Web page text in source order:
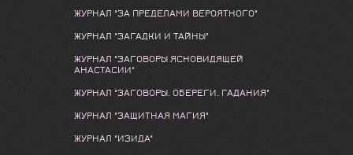
ЖУРНАЛ "ЗА ПРЕДЕЛАМИ ВЕРОЯТНОГО"
ЖУРНАЛ "ЗАГАДКИ И ТАЙНЫ"
ЖУРНАЛ "ЗАГОВОРЫ ЯСНОВИДЯЩЕЙ
АНАСТАСИИ"
ЖУРНАЛ "ЗАГОВОРЫ. ОБЕРЕГИ. ГАДАНИЯ"
ЖУРНАЛ "ЗАЩИТНАЯ МАГИЯ"
ЖУРНАЛ "ИЗИДА"